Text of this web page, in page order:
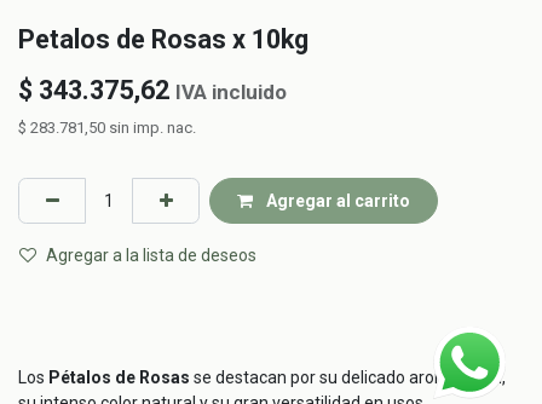
Petalos de Rosas x 10kg
$ 343.375,62 IVA incluido
$ 283.781,50 sin imp. nac.
Agregar al carrito
Agregar a la lista de deseos
Los Pétalos de Rosas se destacan por su delicado aroma floral,